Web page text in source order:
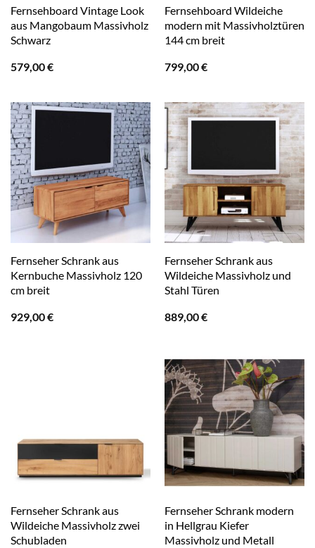
Fernsehboard Vintage Look
aus Mangobaum Massivholz
Schwarz
579,00€
Fernsehboard Wildeiche
modern mit Massivholztüren
144 cm breit
799,00€
Fernseher Schrank aus
Kernbuche Massivholz 120
cm breit
929,00€
Fernseher Schrank aus
Wildeiche Massivholz und
Stahl Türen
889,00€
Fernseher Schrank aus
Wildeiche Massivholz zwei
Schubladen
Fernseher Schrank modern
in Hellgrau Kiefer
Massivholz und Metall